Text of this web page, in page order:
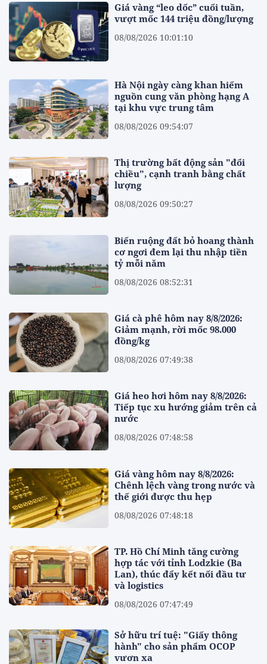
Giá vàng “leo dốc” cuối tuần,
vượt mốc 144 triệu đồng/lượng
08/08/2026 10:01:10
Hà Nội ngày càng khan hiếm
nguồn cung văn phòng hạng A
tại khu vực trung tâm
08/08/2026 09:54:07
Thị trường bất động sản "đổi
chiều", cạnh tranh bằng chất
lượng
08/08/2026 09:50:27
Biến ruộng đất bỏ hoang thành
cơ ngơi đem lại thu nhập tiền
tỷ mỗi năm
08/08/2026 08:52:31
Giá cà phê hôm nay 8/8/2026:
Giảm mạnh, rời mốc 98.000
đồng/kg
08/08/2026 07:49:38
Giá heo hơi hôm nay 8/8/2026:
Tiếp tục xu hướng giảm trên cả
nước
08/08/2026 07:48:58
Giá vàng hôm nay 8/8/2026:
Chênh lệch vàng trong nước và
thế giới được thu hẹp
08/08/2026 07:48:18
TP. Hồ Chí Minh tăng cường
hợp tác với tỉnh Lodzkie (Ba
Lan), thúc đẩy kết nối đầu tư
và logistics
08/08/2026 07:47:49
Sở hữu trí tuệ: "Giấy thông
hành" cho sản phẩm OCOP
vươn xa